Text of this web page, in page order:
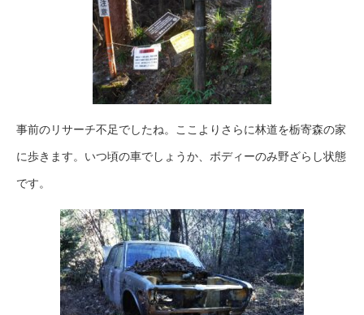
事前のリサーチ不足でしたね。ここよりさらに林道を栃寄森の家
に歩きます。いつ頃の車でしょうか、ボディーのみ野ざらし状態
です。